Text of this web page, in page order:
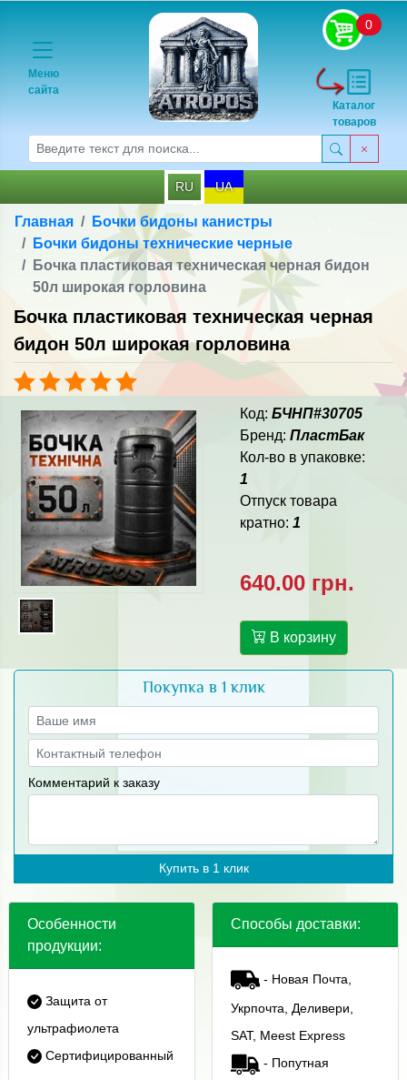
Меню
сайта
0
Каталог
товаров
RU UA
Главная
Бочки бидоны канистры
Бочки бидоны технические черные
Бочка пластиковая техническая черная бидон
50л широкая горловина
Бочка пластиковая техническая черная
бидон 50л широкая горловина
Код: БЧНП#30705
Бренд: ПластБак
Кол-во в упаковке:
1
Отпуск товара
кратно: 1
640.00 грн.
В корзину
Покупка в 1 клик
Комментарий к заказу
Купить в 1 клик
Особенности
продукции:
Защита от
ультрафиолета
Сертифицированный
Способы доставки:
- Новая Почта,
Укрпочта, Деливери,
SAT, Meest Express
- Попутная